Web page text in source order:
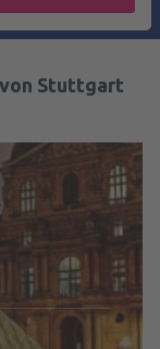
Stuttgart